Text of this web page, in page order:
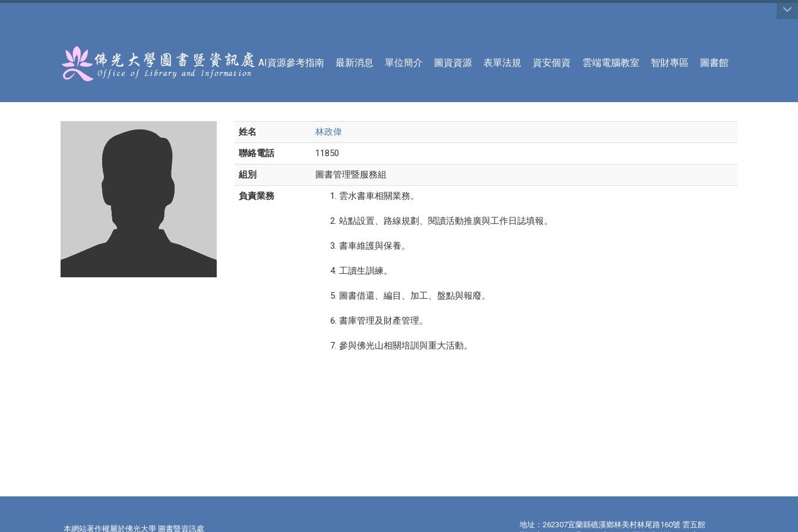
AI資源參考指南 最新消息 單位簡介 圖資資源 表單法規 資安個資 雲端電腦教室 智財專區 圖書館
姓名
林政偉
聯絡電話
11850
組別
圖書管理暨服務組
負責業務
雲水書車相關業務。
站點設置、路線規劃、閱讀活動推廣與工作日誌填報。
書車維護與保養。
工讀生訓練。
圖書借還、編目、加工、盤點與報廢。
書庫管理及財產管理。
參與佛光山相關培訓與重大活動。
本網站著作權屬於佛光大學 圖書暨資訊處
地址：262307宜蘭縣礁溪鄉林美村林尾路160號 雲五館